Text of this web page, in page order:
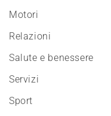
Motori
Relazioni
Salute e benessere
Servizi
Sport